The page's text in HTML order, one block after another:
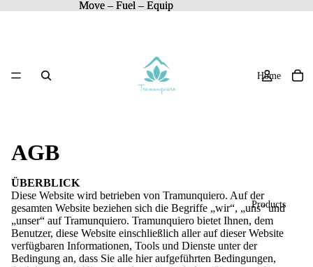
Move – Fuel – Equip
Move – Fuel – Equip
Home
Products
AGB
ÜBERBLICK
Diese Website wird betrieben von Tramunquiero. Auf der
gesamten Website beziehen sich die Begriffe „wir“, „uns“ und
„unser“ auf Tramunquiero. Tramunquiero bietet Ihnen, dem
Benutzer, diese Website einschließlich aller auf dieser Website
verfügbaren Informationen, Tools und Dienste unter der
Bedingung an, dass Sie alle hier aufgeführten Bedingungen,